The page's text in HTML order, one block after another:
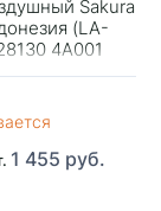
Sakura
(LA-
4A001
1 455 руб.
+ -